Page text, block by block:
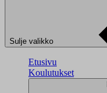
Sulje valikko
Etusivu
Koulutukset